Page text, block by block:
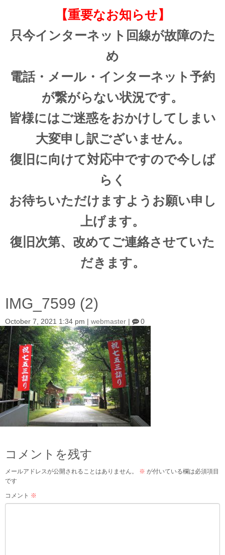
【重要なお知らせ】
只今インターネット回線が故障のた
め
電話・メール・インターネット予約
が繋がらない状況です。
皆様にはご迷惑をおかけしてしまい
大変申し訳ございません。
復旧に向けて対応中ですので今しば
らく
お待ちいただけますようお願い申し
上げます。
復旧次第、改めてご連絡させていた
だきます。
IMG_7599 (2)
October 7, 2021 1:34 pm | webmaster | 0
コメントを残す
メールアドレスが公開されることはありません。 ※ が付いている欄は必須項目
です
コメント ※